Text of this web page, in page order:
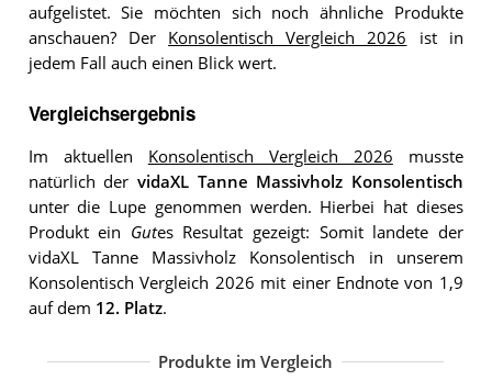
aufgelistet. Sie möchten sich noch ähnliche Produkte
anschauen? Der Konsolentisch Vergleich 2026 ist in
jedem Fall auch einen Blick wert.
Vergleichsergebnis
Im aktuellen Konsolentisch Vergleich 2026 musste
natürlich der vidaXL Tanne Massivholz Konsolentisch
unter die Lupe genommen werden. Hierbei hat dieses
Produkt ein Gutes Resultat gezeigt: Somit landete der
vidaXL Tanne Massivholz Konsolentisch in unserem
Konsolentisch Vergleich 2026 mit einer Endnote von 1,9
auf dem 12. Platz.
Produkte im Vergleich